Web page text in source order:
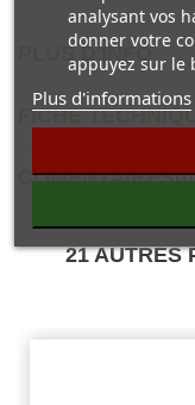
PLUS D'INFO
FICHE
21 AUTRES
analysant vos
donner votre
appuyez sur le
Plus d'informations